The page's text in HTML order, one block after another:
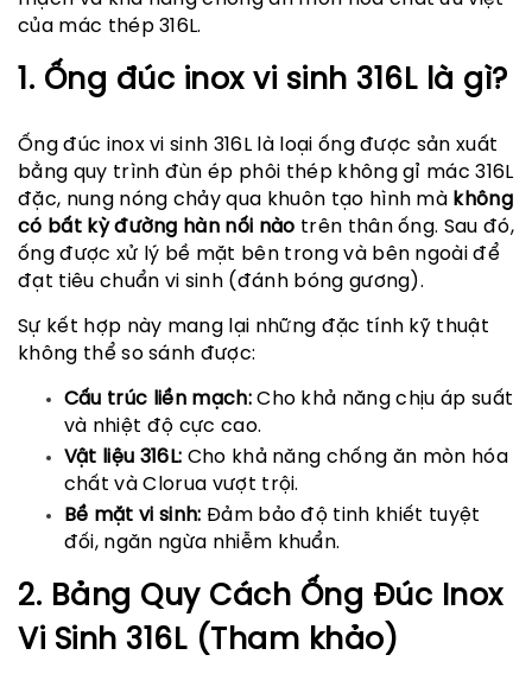
của mác thép 316L.
1. Ống đúc inox vi sinh 316L là gì?
Ống đúc inox vi sinh 316L là loại ống được sản xuất
bằng quy trình đùn ép phôi thép không gỉ mác 316L
đặc, nung nóng chảy qua khuôn tạo hình mà không
có bất kỳ đường hàn nối nào trên thân ống. Sau đó,
ống được xử lý bề mặt bên trong và bên ngoài để
đạt tiêu chuẩn vi sinh (đánh bóng gương).
Sự kết hợp này mang lại những đặc tính kỹ thuật
không thể so sánh được:
Cấu trúc liền mạch:Cho khả năng chịu áp suất
và nhiệt độ cực cao.
Vật liệu 316L: Cho khả năng chống ăn mòn hóa
chất và Clorua vượt trội.
Bề mặt vi sinh: Đảm bảo độ tinh khiết tuyệt
đối, ngăn ngừa nhiễm khuẩn.
2. Bảng Quy Cách Ống Đúc Inox
Vi Sinh 316L (Tham khảo)